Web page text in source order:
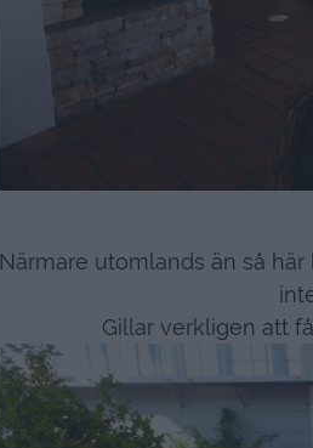
Närmare utomlands än så
Gillar verkligen att